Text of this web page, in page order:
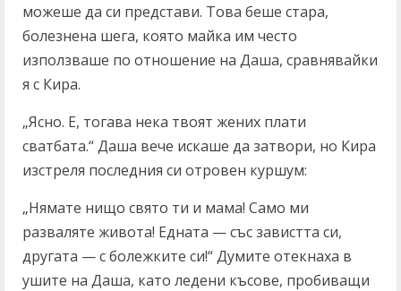
можеше да си представи. Това беше стара,
болезнена шега, която майка им често
използваше по отношение на Даша, сравнявайки
я с Кира.
„Ясно. Е, тогава нека твоят жених плати
сватбата.“ Даша вече искаше да затвори, но Кира
изстреля последния си отровен куршум:
„Нямате нищо свято ти и мама! Само ми
разваляте живота! Едната — със завистта си,
другата — с болежките си!“ Думите отекнаха в
ушите на Даша, като ледени късове, пробиващи